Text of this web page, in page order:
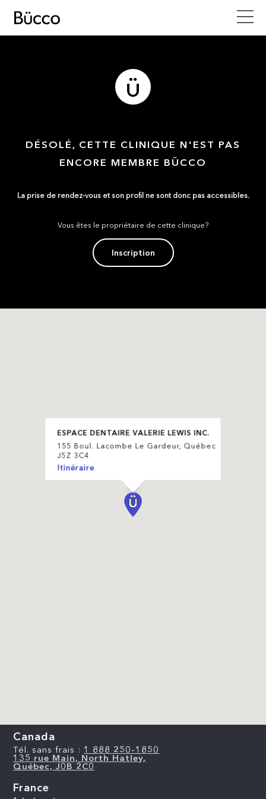
DÉSOLÉ, CETTE CLINIQUE N'EST PAS
ENCORE MEMBRE BÜCCO
La prise de rendez-vous et son profil ne sont donc pas accessibles.
Vous êtes le propriétaire de cette clinique?
Inscription
ESPACE DENTAIRE VALERIE LEWIS INC.
155 Boul. Lacombe Le Gardeur, Québec
J5Z 3C4
Itinéraire
Canada
Tél. sans frais : 1 888 250-1850
135 rue Main, North Hatley,
Québec, J0B 2C0
France